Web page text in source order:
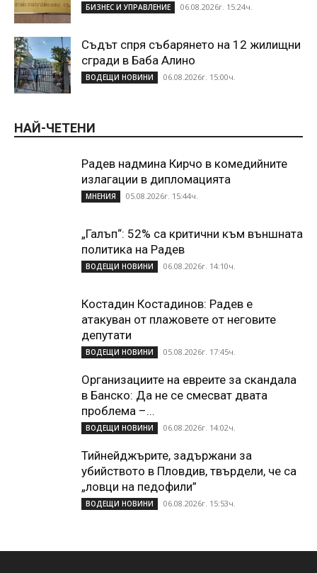
БИЗНЕС И УПРАВЛЕНИЕ 06.08.2026г. 15:24ч.
Съдът спря събарянето на 12 жилищни
сгради в Баба Алино
ВОДЕЩИ НОВИНИ 06.08.2026г. 15:00ч.
НАЙ-ЧЕТЕНИ
Радев надмина Кирчо в комедийните
излагации в дипломацията
МНЕНИЯ 05.08.2026г. 15:44ч.
„Галъп“: 52% са критични към външната
политика на Радев
ВОДЕЩИ НОВИНИ 06.08.2026г. 14:10ч.
Костадин Костадинов: Радев е
атакуван от плажoвете от неговите
депутати
ВОДЕЩИ НОВИНИ 05.08.2026г. 17:45ч.
Организациите на евреите за скандала
в Банско: Да не се смесват двата
проблема –...
ВОДЕЩИ НОВИНИ 06.08.2026г. 14:02ч.
Тийнейджърите, задържани за
убийството в Пловдив, твърдели, че са
„ловци на педофили”
ВОДЕЩИ НОВИНИ 06.08.2026г. 15:53ч.